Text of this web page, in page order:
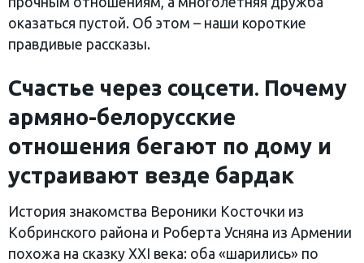
оказаться пустой. Об этом – наши короткие
правдивые рассказы.
Счастье через соцсети. Почему
армяно-белорусские
отношения бегают по дому и
устраивают везде бардак
История знакомства Вероники Косточки из
Кобринского района и Роберта Усняна из Армении
похожа на сказку XXI века: оба «шарились» по